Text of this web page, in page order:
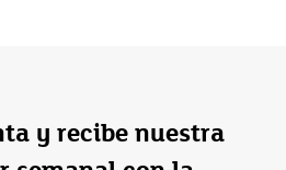
y recibe nuestra